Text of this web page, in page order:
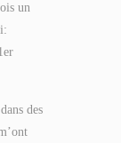
un
des